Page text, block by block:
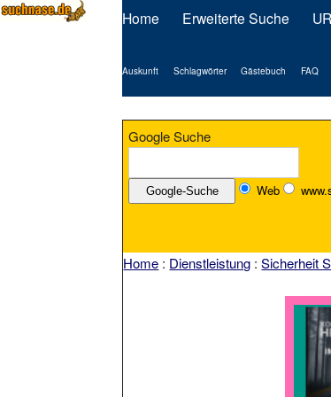
Home Erweiterte Suche
Auskunft Schlagwörter Gästebuch FAQ
Google Suche
Web
Home : Dienstleistung :Sicherheit